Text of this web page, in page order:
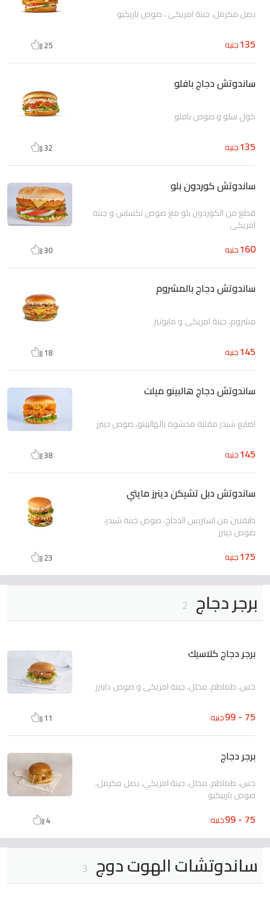
بصل مكرمل، جبنة امريكي ، صوص باربكيو
135جنيه 25
ساندوتش دجاج بافلو
كول سلو و صوص بافلو
135جنيه 32
ساندوتش كوردون بلو
قطع من الكوردون بلو مع صوص تكساس و جبنة
امريكي
160جنيه 30
ساندوتش دجاج بالمشروم
مشروم، جبنة امريكي و مايونيز
145جنيه 18
ساندوتش دجاج هالبينو ميلت
اصابع شيدر مقلية محشوة بالهالبينو، صوص دينرز
145جنيه 38
ساندوتش دبل تشيكن دينرز مايتي
طبقتين من استربس الدجاج، صوص جبنة شيدر،
صوص دينرز
175جنيه 23
برجر دجاج 2
برجر دجاج كلاسيك
خس، طماطم، مخلل، جبنة امريكي و صوص داينرز
75 - 99 جنيه 11
برجر دجاج
خس، طماطم، مخلل، جبنة امريكي، بصل مكرمل،
صوص باربيكيو
75 - 99 جنيه 4
ساندوتشات الهوت دوج 3